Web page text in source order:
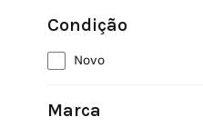
Condição
Novo
Marca